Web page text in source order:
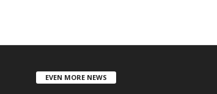
EVEN MORE NEWS